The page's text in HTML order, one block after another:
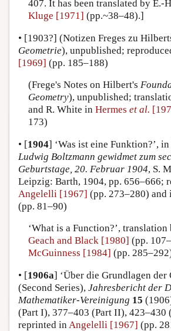
407. It has been translated by E.-
Kluge [1971] (pp.~38–48).]
• [1903?] (Notizen Freges zu
Geometrie), unpublished;
[1969] (pp. 185–188)
(Frege's Notes on Hilbert's
Geometry), unpublished;
and R. White in Hermes et al.
173)
• [1904] ‘Was ist eine Funktion?’, in
Ludwig Boltzmann gewidmet zum
Geburtstage, 20. Februar 1904, S.
Leipzig: Barth, 1904, pp. 656–666;
Angelelli [1967] (pp. 273–280) and
(pp. 81–90)
‘What is a Function?’, translation
Geach and Black [1980] (pp.
McGuinness [1984] (pp.
• [1906a] ‘Über die Grundlagen der
(Second Series), Jahresbericht der
Mathematiker-Vereinigung 15
(Part I), 377–403 (Part II), 423–430
reprinted in Angelelli [1967] (pp.